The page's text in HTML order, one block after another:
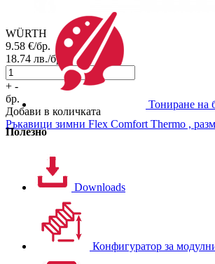
WÜRTH
9.58 €/бр.
18.74 лв./бр.
+ -
бр.
Добави в количката
Ръкавици зимни Flex Comfort Thermo ,
Тониране на
Полезно
Downloads
Конфигуратор за